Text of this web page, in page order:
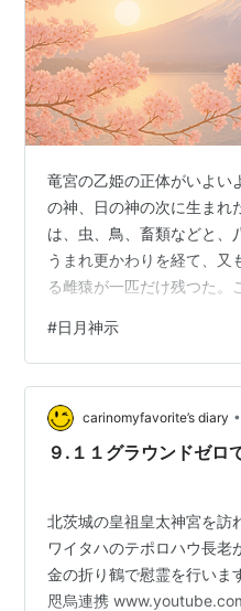
竜宮の乙姫の正体がいよい
の神、日の神の次に生まれ
は、虫、鳥、畜類などと、
うまれ更かわりを経て、又
る雌猿が一匹だけ残つた。
ごぶごぶと成人して八寸は
護によつて、どろ海の中に
尺八寸いっしゃくはっすん
も天地てんちも日月じつげ
ように、かたまりかけて
#日月神示
carinomyfavorite’s diary •
９.１１グラウンドゼロ
北茨城の皇祖皇太神宮を
ワイタハのテポロハウ長老
金の折り鶴で慰霊を行いま
咫烏連携